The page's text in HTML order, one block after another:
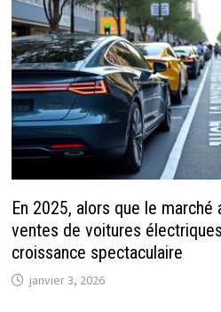
En 2025, alors que le
ventes de voitures
croissance spectaculaire
janvier 3, 2026